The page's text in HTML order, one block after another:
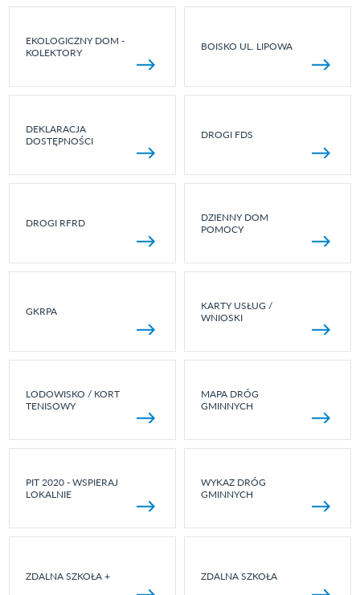
EKOLOGICZNY DOM -
KOLEKTORY
BOISKO UL. LIPOWA
DEKLARACJA
DOSTĘPNOŚCI
DROGI FDS
DROGI RFRD
DZIENNY DOM
POMOCY
GKRPA
KARTY USŁUG /
WNIOSKI
LODOWISKO / KORT
TENISOWY
MAPA DRÓG
GMINNYCH
PIT 2020 - WSPIERAJ
LOKALNIE
WYKAZ DRÓG
GMINNYCH
ZDALNA SZKOŁA + ZDALNA SZKOŁA